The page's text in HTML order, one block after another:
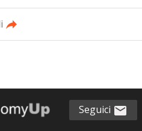
Seguici